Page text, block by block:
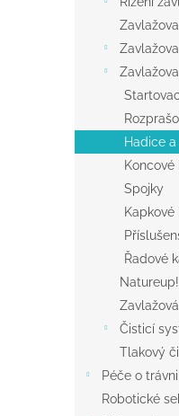
Hadice
Spojky
Řadové
Čisticí
Tlakový
Péče o
Robotické